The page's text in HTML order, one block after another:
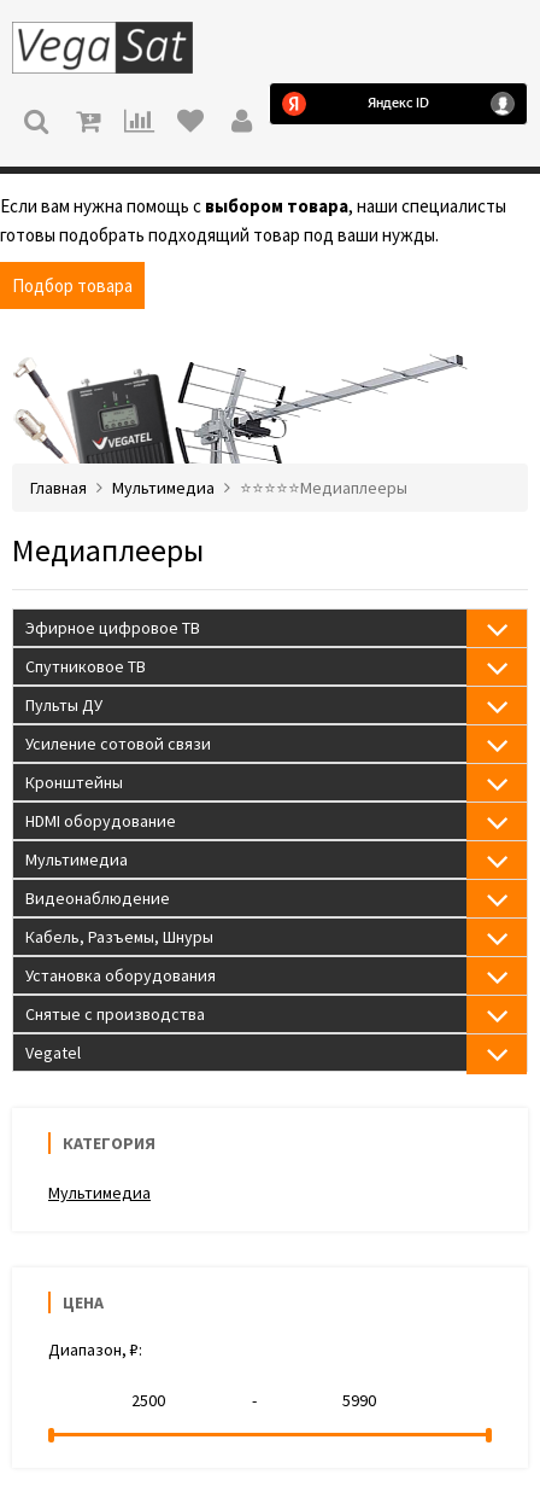
МЕНЮ
Если вам нужна помощь с выбором товара, наши специалисты
готовы подобрать подходящий товар под ваши нужды.
Подбор товара
Главная Мультимедиа ⭐️⭐️⭐️⭐️⭐️Медиаплееры
Медиаплееры
Эфирное цифровое ТВ
Спутниковое ТВ
Пульты ДУ
Усиление сотовой связи
Кронштейны
HDMI оборудование
Мультимедиа
Видеонаблюдение
Кабель, Разъемы, Шнуры
Установка оборудования
Снятые с производства
Vegatel
КАТЕГОРИЯ
Мультимедиа
ЦЕНА
Диапазон, ₽:
-